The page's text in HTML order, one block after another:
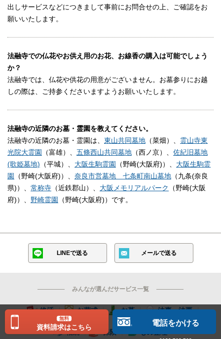
出しサービスなどにつきまして事前にお問合せの上、ご確認をお
願いいたします。
法融寺での仏花やお供え用のお花、お線香の購入は可能でしょう
か？
法融寺では、仏花や供花の用意がございません。お墓参りにお越
しの際は、ご持参くださいますようお願いいたします。
法融寺の近隣のお墓・霊園を教えてください。
法融寺の近隣のお墓・霊園は、 東山共同墓地 （菜畑）、 霊山寺東
光院大霊園
（富雄）、 五條西山共同墓地 （西ノ京）、 佐紀旧墓地
(歌姫墓地) （平城）、 大阪生駒霊園 （野崎(大阪府)）、 大阪生駒霊
園
（野崎(大阪府)）、 奈良市営墓地 七条町南山墓地 （九条(奈良
県)）、 常称寺 （近鉄郡山）、 大阪メモリアルパーク
（野崎(大阪
府)）、 野崎霊園 （野崎(大阪府)）です。
無料
資料請求はこちら 電話をかける
LINEで送る メールで送る
みんなが選んだサービス一覧
終活 お葬式 お墓 法事・法要
相続 保険 もの整理